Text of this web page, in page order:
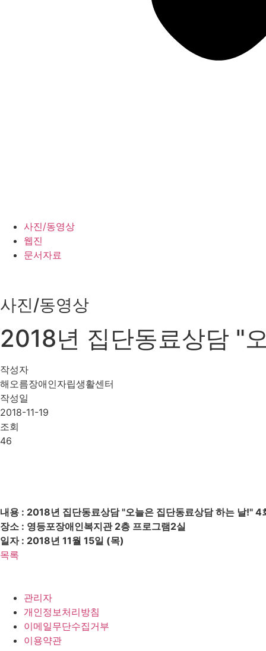
사진/동영상
웹진
문서자료
사진/동영상
2018년 집단동료상담 "
작성자
해오름장애인자립생활센터
작성일
2018-11-19
조회
46
내용 : 2018년 집단동료상담 "오늘은 집단동료상담 하는 날!" 4
장소 : 영등포장애인복지관 2층 프로그램2실
일자 : 2018년 11월 15일 (목)
목록
관리자
개인정보처리방침
이메일무단수집거부
이용약관